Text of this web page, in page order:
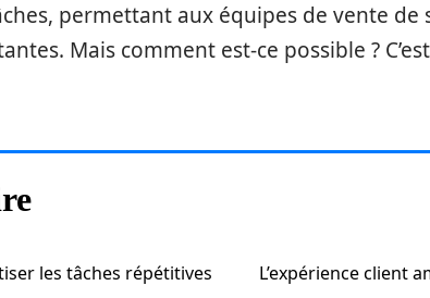
permettant aux équipes de vente de
Mais comment est-ce possible ?
les tâches répétitives L’expérience client